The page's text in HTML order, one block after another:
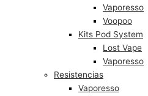
Vaporesso
Voopoo
Kits Pod System
Lost Vape
Vaporesso
Resistencias
Vaporesso